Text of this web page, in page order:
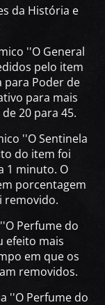
da História e
''O General
pelo item
para Poder de
para mais
20 para 45.
''O Sentinela
do item foi
1 minuto. O
porcentagem
removido.
Perfume do
efeito mais
em que os
removidos.
''O Perfume do